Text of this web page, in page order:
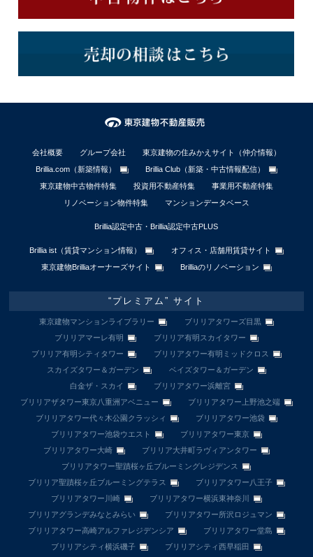
会社概要 グループ会社
東京建物の住みかえサイト（仲介情報）
Brillia.com（新築情報）
Brillia Club（新築・中古情報配信）
東京建物中古物件特集
投資用不動産特集
事業用不動産特集
リノベーション物件特集
マンションデータベース
Brillia認定中古・Brillia認定中古PLUS
Brillia ist（賃貸マンション情報）
オフィス・店舗用賃貸サイト
東京建物Brilliaオーナーズサイト
Brilliaのリノベーション
“プレミアム” サイト
東京建物マンションライブラリー
ブリリアタワーズ目黒
ブリリアマーレ有明
ブリリア有明スカイタワー
ブリリア有明シティタワー
ブリリアタワー有明ミッドクロス
スカイズタワー＆ガーデン
ベイズタワー＆ガーデン
白金ザ・スカイ
ブリリアタワー浜離宮
ブリリアザタワー東京八重洲アベニュー
ブリリアタワー上野池之端
ブリリアタワー代々木公園クラッシィ
ブリリアタワー池袋
ブリリアタワー池袋ウエスト
ブリリアタワー東京
ブリリアタワー大崎
ブリリア大井町ラヴィアンタワー
ブリリアタワー聖蹟桜ヶ丘ブルーミングレジデンス
ブリリア聖蹟桜ヶ丘ブルーミングテラス
ブリリアタワー八王子
ブリリアタワー川崎
ブリリアタワー横浜東神奈川
ブリリアグランデみなとみらい
ブリリアタワー所沢ロジュマン
ブリリアタワー高崎アルファレジデンシア
ブリリアタワー堂島
ブリリアシティ横浜磯子
ブリリアシティ西早稲田